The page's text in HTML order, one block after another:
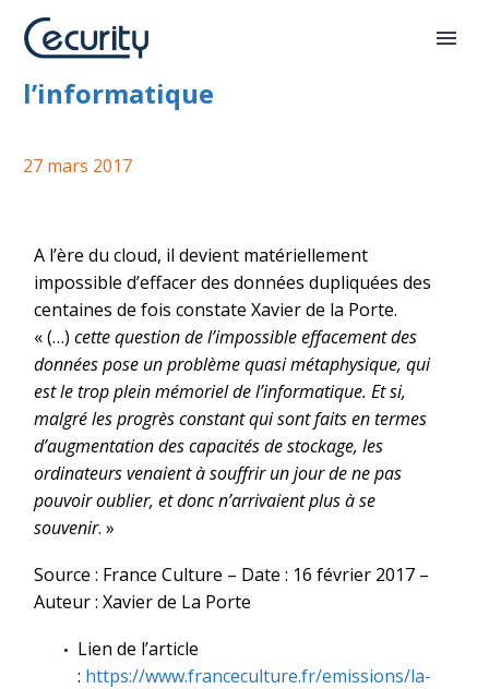
Le trop plein mémoriel de
l’informatique
27 mars 2017
A l’ère du cloud, il devient matériellement
impossible d’effacer des données dupliquées des
centaines de fois constate Xavier de la Porte.
« (…) cette question de l’impossible effacement des
données pose un problème quasi métaphysique, qui
est le trop plein mémoriel de l’informatique. Et si,
malgré les progrès constant qui sont faits en termes
d’augmentation des capacités de stockage, les
ordinateurs venaient à souffrir un jour de ne pas
pouvoir oublier, et donc n’arrivaient plus à se
souvenir. »
Source : France Culture – Date : 16 février 2017 –
Auteur : Xavier de La Porte
Lien de l’article
: https://www.franceculture.fr/emissions/la-